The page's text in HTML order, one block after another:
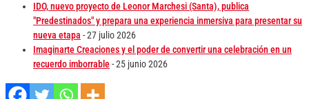
IDO, nuevo proyecto de Leonor Marchesi (Santa), publica
"Predestinados" y prepara una experiencia inmersiva para presentar su
nueva etapa - 27 julio 2026
Imaginarte Creaciones y el poder de convertir una celebración en un
recuerdo imborrable- 25 junio 2026